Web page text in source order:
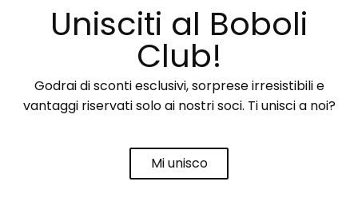
Unisciti al Boboli
Club!
Godrai di sconti esclusivi, sorprese irresistibili e
vantaggi riservati solo ai nostri soci. Ti unisci a noi?
Mi unisco